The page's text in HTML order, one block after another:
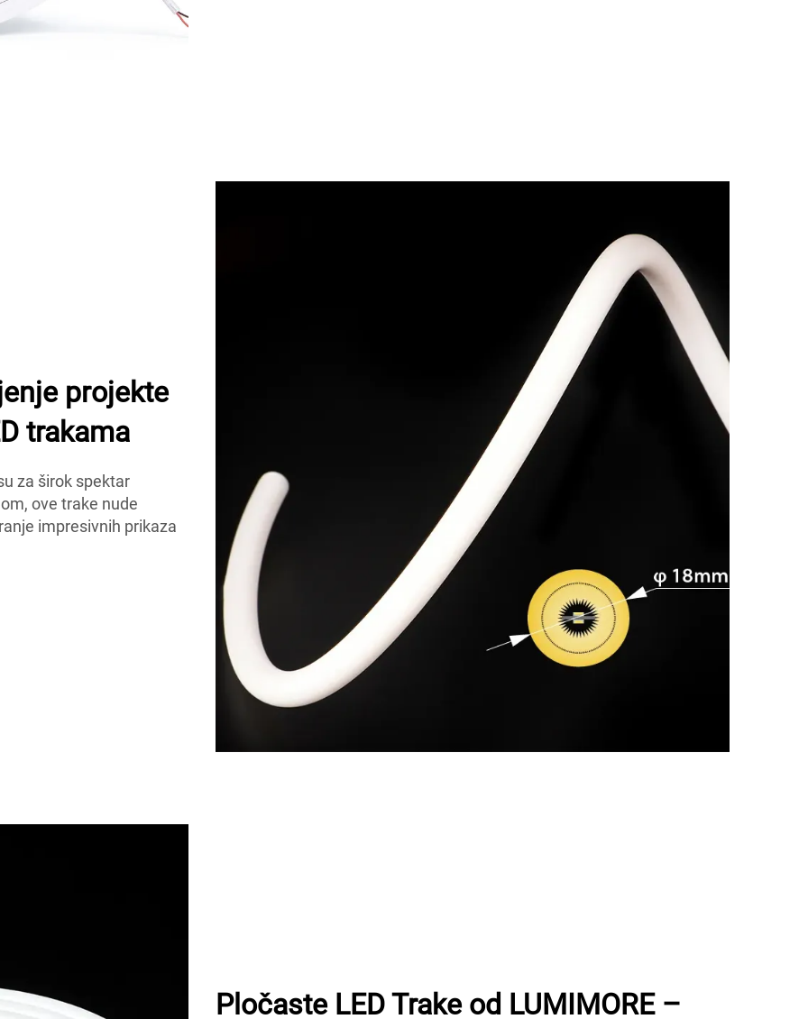
projekte
trakama
za širok spektar
ove trake nude
impresivnih prikaza
Pločaste LED Trake od LUMIMORE –